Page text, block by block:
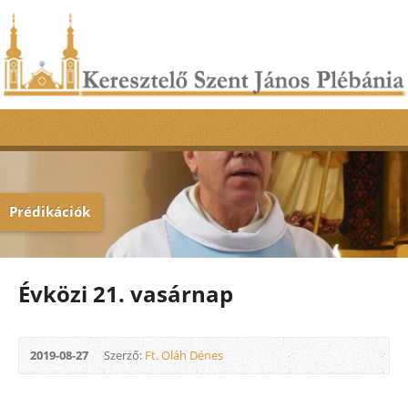
Prédikációk
Évközi 21. vasárnap
2019-08-27 Szerző:Ft. Oláh Dénes